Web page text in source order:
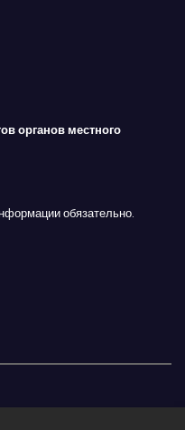
органов местного
обязательно.